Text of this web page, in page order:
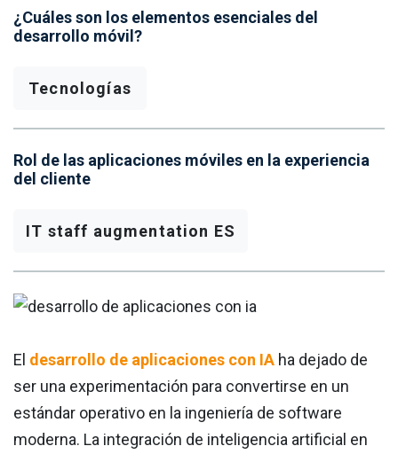
¿Cuáles son los elementos esenciales del
desarrollo móvil?
Tecnologías
Rol de las aplicaciones móviles en la experiencia
del cliente
IT staff augmentation ES
El desarrollo de aplicaciones con IA ha dejado de
ser una experimentación para convertirse en un
estándar operativo en la ingeniería de software
moderna. La integración de inteligencia artificial en